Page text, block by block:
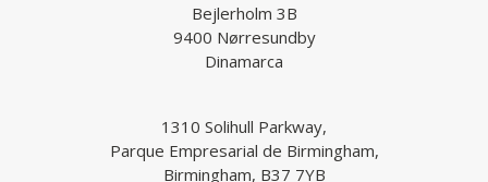
Bejlerholm 3B
9400 Nørresundby
Dinamarca
1310 Solihull Parkway,
Parque Empresarial de Birmingham,
Birmingham, B37 7YB